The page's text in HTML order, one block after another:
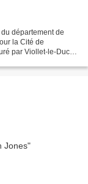
département de
la Cité de
par Viollet-le-Duc